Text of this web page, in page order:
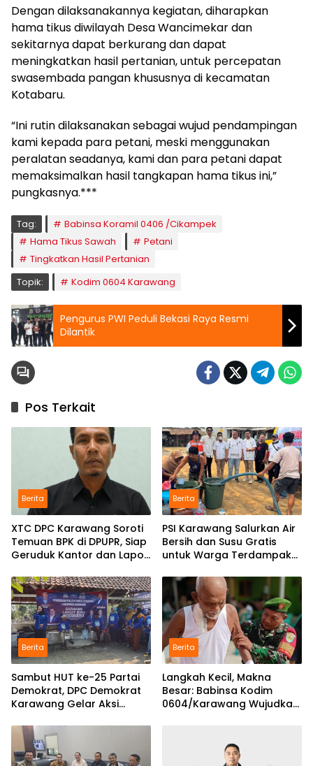
Dengan dilaksanakannya kegiatan, diharapkan
hama tikus diwilayah Desa Wancimekar dan
sekitarnya dapat berkurang dan dapat
meningkatkan hasil pertanian, untuk percepatan
swasembada pangan khususnya di kecamatan
Kotabaru.
“Ini rutin dilaksanakan sebagai wujud pendampingan
kami kepada para petani, meski menggunakan
peralatan seadanya, kami dan para petani dapat
memaksimalkan hasil tangkapan hama tikus ini,”
pungkasnya.***
Tag:
Babinsa Koramil 0406 /Cikampek
Hama Tikus Sawah
Petani
Tingkatkan Hasil Pertanian
Topik:
Kodim 0604 Karawang
Pengurus PWI Peduli Bekasi Raya Resmi
Dilantik
Pos Terkait
Berita
XTC DPC Karawang Soroti
Temuan BPK di DPUPR, Siap
Geruduk Kantor dan Lapor
Berita
PSI Karawang Salurkan Air
Bersih dan Susu Gratis
untuk Warga Terdampak
Selatan
Berita
Sambut HUT ke-25 Partai
Demokrat, DPC Demokrat
Karawang Gelar Aksi
Ciampel
Berita
Langkah Kecil, Makna
Besar: Babinsa Kodim
0604/Karawang Wujudkan